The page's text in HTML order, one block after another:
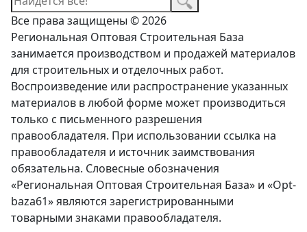
Все права защищены © 2026
Региональная Оптовая Строительная База
занимается производством и продажей материалов
для строительных и отделочных работ.
Воспроизведение или распространение указанных
материалов в любой форме может производиться
только с письменного разрешения
правообладателя. При использовании ссылка на
правообладателя и источник заимствования
обязательна. Словесные обозначения
«Региональная Оптовая Строительная База» и «Opt-
baza61» являются зарегистрированными
товарными знаками правообладателя.